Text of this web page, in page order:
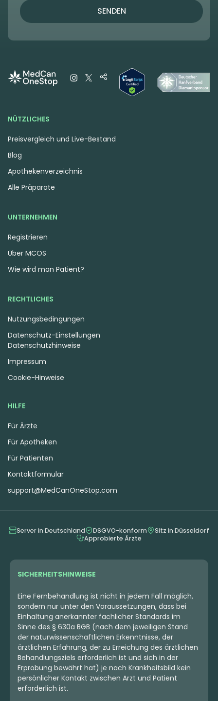
SENDEN
NÜTZLICHES
Preisvergleich und Live-Bestand
Blog
Apothekenverzeichnis
Alle Präparate
UNTERNEHMEN
Registrieren
Über MCOS
Wie wird man Patient?
HILFE
Für Ärzte
Für Apotheken
Für Patienten
Kontaktformular
support@MedCanOneStop.com
RECHTLICHES
Nutzungsbedingungen
Datenschutzhinweise
Impressum
Cookie-Hinweise
Datenschutz-Einstellungen
Server in Deutschland DSGVO-konform
Sitz in Düsseldorf
Approbierte Ärzte
SICHERHEITSHINWEISE
Eine Fernbehandlung ist nicht in jedem Fall möglich,
sondern nur unter den Voraussetzungen, dass bei
Einhaltung anerkannter fachlicher Standards im
Sinne des § 630a BGB (nach dem jeweiligen Stand
der naturwissenschaftlichen Erkenntnisse, der
ärztlichen Erfahrung, der zu Erreichung des ärztlichen
Behandlungsziels erforderlich ist und sich in der
Erprobung bewährt hat) je nach Krankheitsbild kein
persönlicher Kontakt zwischen Arzt und Patient
erforderlich ist.